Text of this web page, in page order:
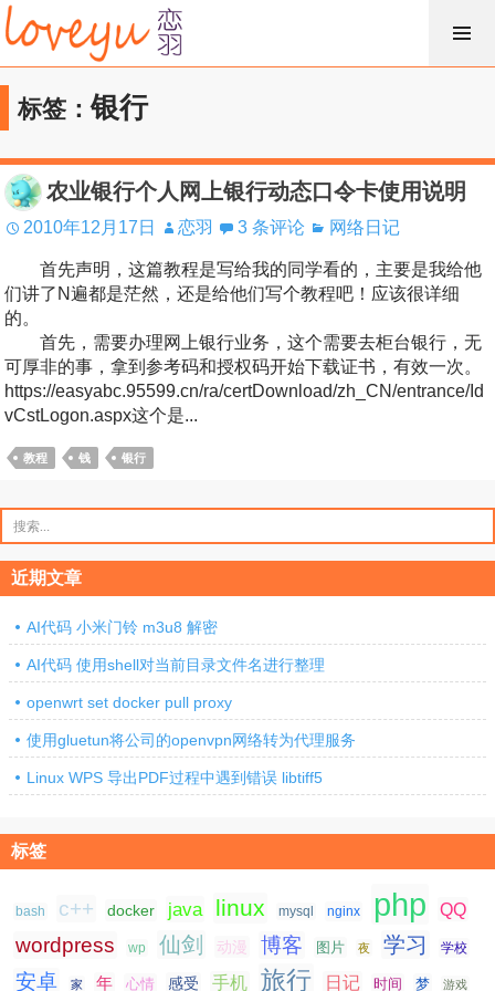
跳
过
内
容标签：银行
农业银行个人网上银行动态口令卡使用说明
2010年12月17日 恋羽 3 条评论 网络日记
首先声明，这篇教程是写给我的同学看的，主要是我给他
们讲了N遍都是茫然，还是给他们写个教程吧！应该很详细
的。
首先，需要办理网上银行业务，这个需要去柜台银行，无
可厚非的事，拿到参考码和授权码开始下载证书，有效一次。
https://easyabc.95599.cn/ra/certDownload/zh_CN/entrance/Id
vCstLogon.aspx这个是...
教程 钱 银行
索：
近期文章
AI代码 小米门铃 m3u8 解密
AI代码 使用shell对当前目录文件名进行整理
openwrt set docker pull proxy
使用gluetun将公司的openvpn网络转为代理服务
Linux WPS 导出PDF过程中遇到错误 libtiff5
标签
bash c++ docker java linux mysql nginx php QQ
wordpress wp 仙剑 动漫 博客 图片 夜 学习 学校
安卓 家 年 心情 感受 手机 旅行 日记 时间 梦 游戏